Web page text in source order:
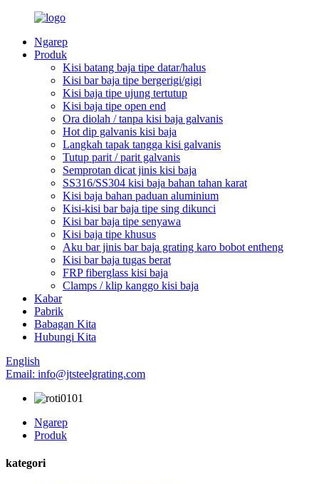
Ngarep
Produk
Kisi batang baja tipe datar/halus
Kisi bar baja tipe bergerigi/gigi
Kisi baja tipe ujung tertutup
Kisi baja tipe open end
Ora diolah / tanpa kisi baja galvanis
Hot dip galvanis kisi baja
Langkah tapak tangga kisi galvanis
Tutup parit / parit galvanis
Semprotan dicat jinis kisi baja
SS316/SS304 kisi baja bahan tahan karat
Kisi baja bahan paduan aluminium
Kisi-kisi bar baja tipe sing dikunci
Kisi bar baja tipe senyawa
Kisi baja tipe khusus
Aku bar jinis bar baja grating karo bobot entheng
Kisi bar baja tugas berat
FRP fiberglass kisi baja
Clamps / klip kanggo kisi baja
Kabar
Pabrik
Babagan Kita
Hubungi Kita
English
Email: info@jtsteelgrating.com
Ngarep
Produk
kategori